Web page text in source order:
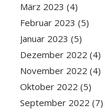
März 2023 (4)
Februar 2023 (5)
Januar 2023 (5)
Dezember 2022 (4)
November 2022 (4)
Oktober 2022 (5)
September 2022 (7)